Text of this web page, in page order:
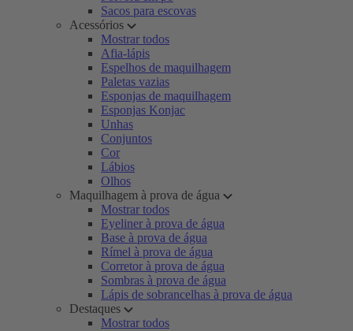
Sacos para escovas
Acessórios
Mostrar todos
Afia-lápis
Espelhos de maquilhagem
Paletas vazias
Esponjas de maquilhagem
Esponjas Konjac
Unhas
Conjuntos
Cor
Lábios
Olhos
Maquilhagem à prova de água
Mostrar todos
Eyeliner à prova de água
Base à prova de água
Rímel à prova de água
Corretor à prova de água
Sombras à prova de água
Lápis de sobrancelhas à prova de água
Destaques
Mostrar todos